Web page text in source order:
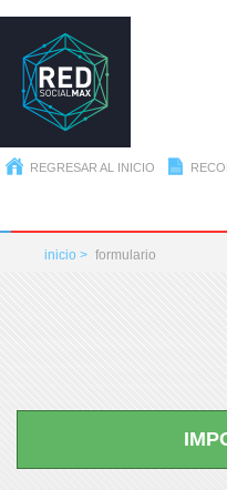
REGRESAR AL INICIO
inicio > formulario